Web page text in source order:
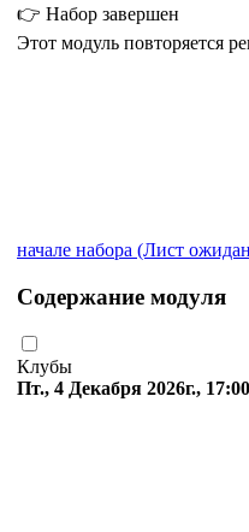
👉 Набор завершен
Этот модуль повторяется
начале набора (Лист
Содержание модуля
Клубы
Пт., 4 Декабря 2026г., 17:00